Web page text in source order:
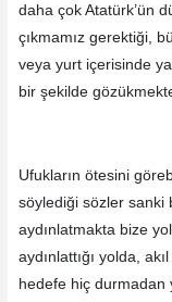
daha çok Atatürk’ün
çıkmamız gerektiği,
veya yurt içerisinde
bir şekilde
Ufukların ötesini
söylediği sözler sanki
aydınlatmakta bize
aydınlattığı yolda,
hedefe hiç durmadan